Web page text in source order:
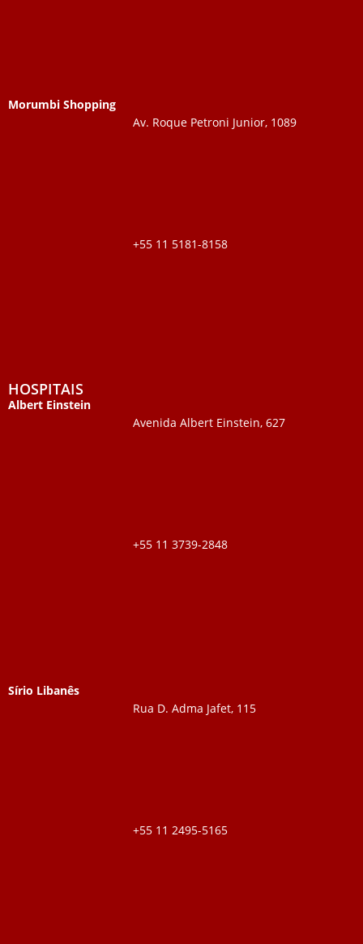
Morumbi Shopping
Av. Roque Petroni Junior, 1089
+55 11 5181-8158
HOSPITAIS
Albert Einstein
Avenida Albert Einstein, 627
+55 11 3739-2848
Sírio Libanês
Rua D. Adma Jafet, 115
+55 11 2495-5165